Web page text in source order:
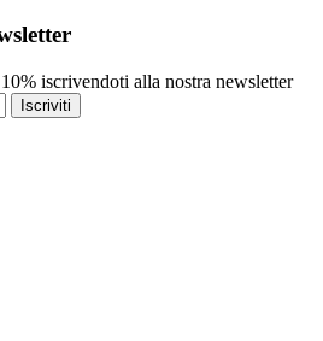
iscrivendoti alla nostra newsletter
Iscriviti